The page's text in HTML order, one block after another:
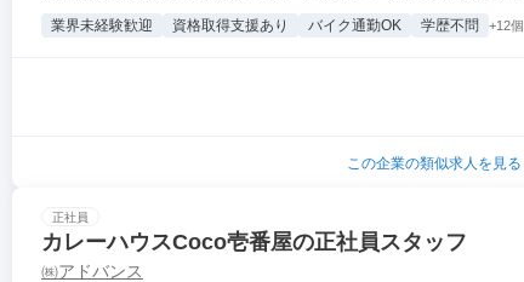
業界未経験歓迎 資格取得支援あり バイク通勤OK 学歴不問 +12個
この企業の類似求人を見る
正社員
カレーハウスCoco壱番屋の正社員スタッフ
㈱アドバンス